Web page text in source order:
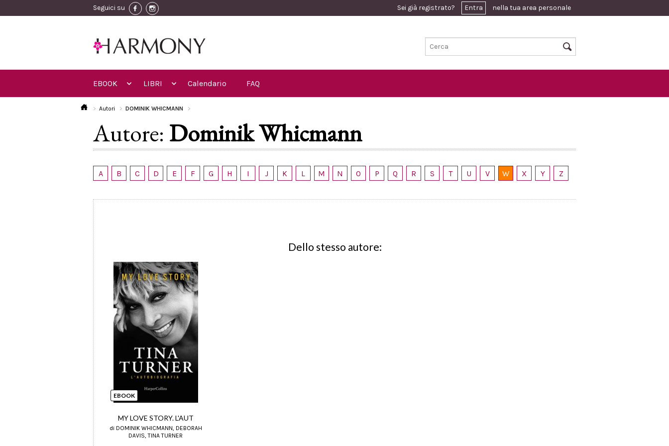
Seguici su Sei già registrato? Entra nella tua area personale
EBOOK LIBRI Calendario FAQ
Autori DOMINIK WHICMANN
Autore: Dominik Whicmann
A B C D E F G H I J K L M N O P Q R S T U V W X Y Z
Dello stesso autore:
EBOOK
MY LOVE STORY. L'AUT
di DOMINIK WHICMANN, DEBORAH
DAVIS, TINA TURNER